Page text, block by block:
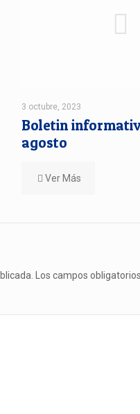
3 octubre, 2023
Boletin
agosto
Ver Más
Los campos